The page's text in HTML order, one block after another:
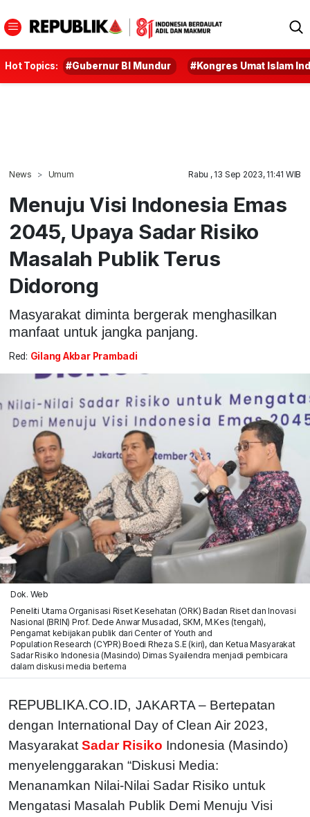
Hot Topics: #Gubernur BI Mundur #Kongres Umat Islam
News Umum Rabu , 13 Sep 2023, 11:41 WIB
Menuju Visi Indonesia Emas
2045, Upaya Sadar Risiko
Masalah Publik Terus
Didorong
Masyarakat diminta bergerak menghasilkan
manfaat untuk jangka panjang.
Red: Gilang Akbar Prambadi
Dok. Web
Peneliti Utama Organisasi Riset Kesehatan (ORK) Badan Riset dan Inovasi
Nasional (BRIN) Prof. Dede Anwar Musadad, SKM, M.Kes (tengah),
Pengamat kebijakan publik dari Center of Youth and
Population Research (CYPR) Boedi Rheza S.E (kiri), dan Ketua Masyarakat
Sadar Risiko Indonesia (Masindo) Dimas Syailendra menjadi pembicara
dalam diskusi media bertema
REPUBLIKA.CO.ID, JAKARTA – Bertepatan
dengan International Day of Clean Air 2023,
Masyarakat Sadar Risiko Indonesia (Masindo)
menyelenggarakan “Diskusi Media:
Menanamkan Nilai-Nilai Sadar Risiko untuk
Mengatasi Masalah Publik Demi Menuju Visi